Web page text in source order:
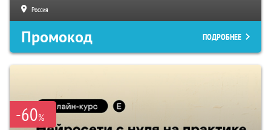
Россия
Промокод ПОДРОБНЕЕ
-60%